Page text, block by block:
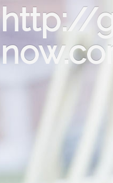
http://